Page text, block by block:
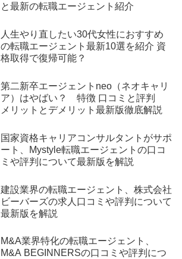
と最新の転職エージェント紹介
人生やり直したい30代女性におすすめ
の転職エージェント最新10選を紹介 資
格取得で復帰可能？
第二新卒エージェントneo（ネオキャリ
ア）はやばい？ 特徴 口コミと評判
メリットとデメリット最新版徹底解説
国家資格キャリアコンサルタントがサポ
ート、Mystyle転職エージェントの口コ
ミや評判について最新版を解説
建設業界の転職エージェント、株式会社
ビーバーズの求人口コミや評判について
最新版を解説
M&A業界特化の転職エージェント、
M&A BEGINNERSの口コミや評判につ